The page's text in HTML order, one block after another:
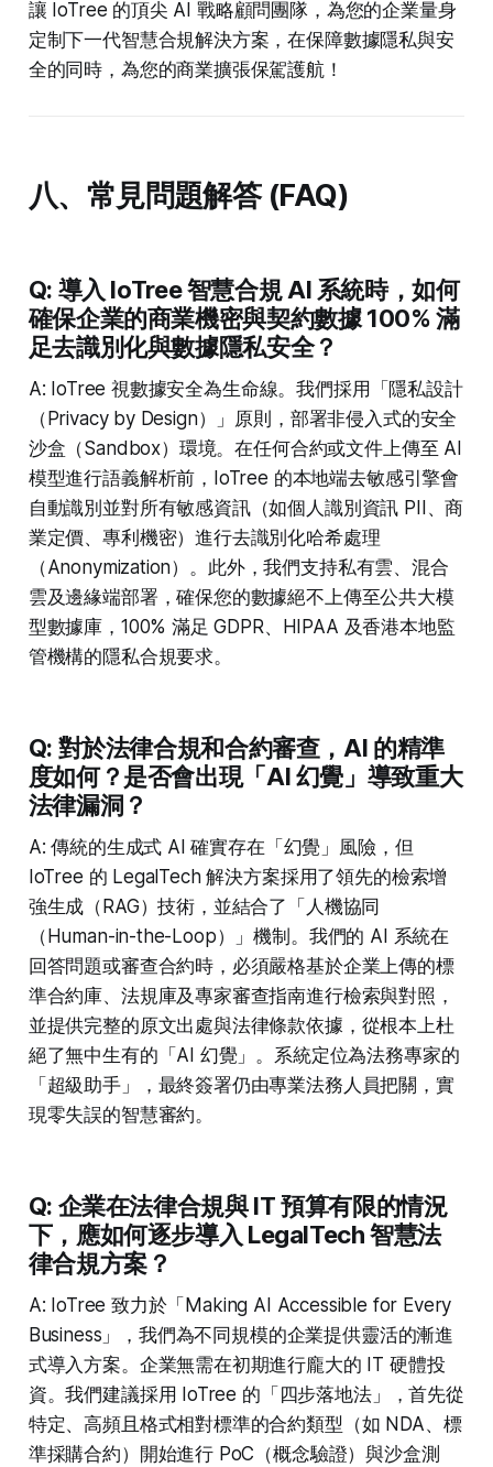
讓 IoTree 的頂尖 AI 戰略顧問團隊，為您的企業量身
定制下一代智慧合規解決方案，在保障數據隱私與安
全的同時，為您的商業擴張保駕護航！
八、常見問題解答 (FAQ)
Q: 導入 IoTree 智慧合規 AI 系統時，如何
確保企業的商業機密與契約數據 100% 滿
足去識別化與數據隱私安全？
A: IoTree 視數據安全為生命線。我們採用「隱私設計
（Privacy by Design）」原則，部署非侵入式的安全
沙盒（Sandbox）環境。在任何合約或文件上傳至 AI
模型進行語義解析前，IoTree 的本地端去敏感引擎會
自動識別並對所有敏感資訊（如個人識別資訊 PII、商
業定價、專利機密）進行去識別化哈希處理
（Anonymization）。此外，我們支持私有雲、混合
雲及邊緣端部署，確保您的數據絕不上傳至公共大模
型數據庫，100% 滿足 GDPR、HIPAA 及香港本地監
管機構的隱私合規要求。
Q: 對於法律合規和合約審查，AI 的精準
度如何？是否會出現「AI 幻覺」導致重大
法律漏洞？
A: 傳統的生成式 AI 確實存在「幻覺」風險，但
IoTree 的 LegalTech 解決方案採用了領先的檢索增
強生成（RAG）技術，並結合了「人機協同
（Human-in-the-Loop）」機制。我們的 AI 系統在
回答問題或審查合約時，必須嚴格基於企業上傳的標
準合約庫、法規庫及專家審查指南進行檢索與對照，
並提供完整的原文出處與法律條款依據，從根本上杜
絕了無中生有的「AI 幻覺」。系統定位為法務專家的
「超級助手」，最終簽署仍由專業法務人員把關，實
現零失誤的智慧審約。
Q: 企業在法律合規與 IT 預算有限的情況
下，應如何逐步導入 LegalTech 智慧法
律合規方案？
A: IoTree 致力於「Making AI Accessible for Every
Business」，我們為不同規模的企業提供靈活的漸進
式導入方案。企業無需在初期進行龐大的 IT 硬體投
資。我們建議採用 IoTree 的「四步落地法」，首先從
特定、高頻且格式相對標準的合約類型（如 NDA、標
準採購合約）開始進行 PoC（概念驗證）與沙盒測